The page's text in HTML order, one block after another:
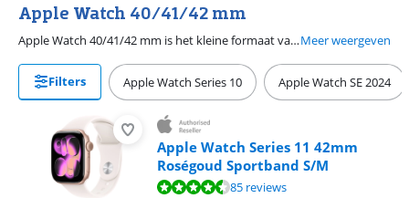
Apple Watch 40/41/42 mm
Apple Watch 40/41/42 mm is het kleine formaat van Apple Watch smartwatches. Je vindt hier Apple Watch voor dames en heren. Een kleine Apple Watch is geschikt voor jou als jouw pols tussen 13 en 17 centimeter is. Zo sluit de horlogekast het best aan. Het kleine formaat van Apple Watch 10 is 42 millimeter. Het kleine formaat van Apple Watch SE is 40 millimeter.Meer weergeven
Filters Apple Watch Series 10 Apple Watch SE 2024
Apple Watch Series 11 42mm
Roségoud Sportband S/M
Beoordeling is 9,2 van de 10, gebaseerd op 85 reviews.
85 reviews